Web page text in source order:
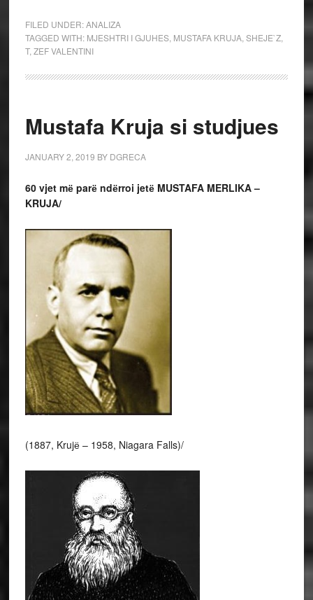
FILED UNDER:ANALIZA
TAGGED WITH: MJESHTRI I GJUHES, MUSTAFA KRUJA, SHEJE`Z,
T, ZEF VALENTINI
Mustafa Kruja si studjues
JANUARY 2, 2019 BY DGRECA
60 vjet mё parё ndёrroi jetё MUSTAFA MERLIKA –
KRUJA/
(1887, Krujё – 1958, Niagara Falls)/